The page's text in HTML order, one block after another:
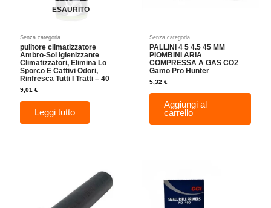
ESAURITO
Senza categoria
pulitore climatizzatore
Ambro-Sol Igienizzante
Climatizzatori, Elimina Lo
Sporco E Cattivi Odori,
Rinfresca Tutti I Tratti – 40
9,01€
Leggi tutto
Senza categoria
PALLINI 4 5 4.5 45 MM
PIOMBINI ARIA
COMPRESSA A GAS CO2
Gamo Pro Hunter
5,32€
Aggiungi al
carrello
ha
più